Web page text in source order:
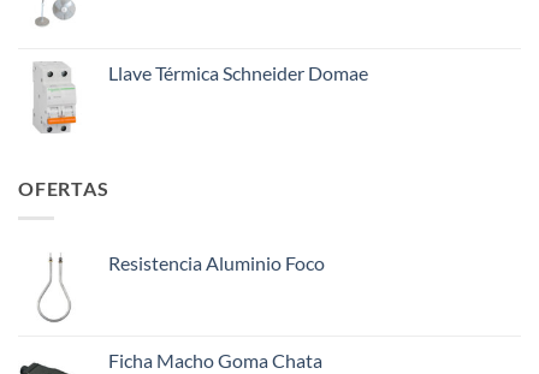
Llave Térmica Schneider Domae
OFERTAS
Resistencia Aluminio Foco
Ficha Macho Goma Chata